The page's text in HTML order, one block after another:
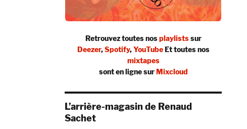
Retrouvez toutes nosplaylistssur
Deezer,Spotify,YouTubeEt toutes nos
mixtapes
sont en ligne surMixcloud
L’arrière-magasin de Renaud
Sachet